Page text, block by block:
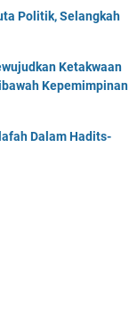
Politik, Selangkah
Ketakwaan
Kepemimpinan
Dalam Hadits-